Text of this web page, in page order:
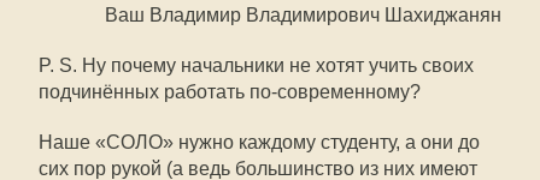
Ваш Владимир Владимирович Шахиджанян
P. S. Ну почему начальники не хотят учить своих
подчинённых работать по-современному?
Наше «СОЛО» нужно каждому студенту, а они до
сих пор рукой (а ведь большинство из них имеют